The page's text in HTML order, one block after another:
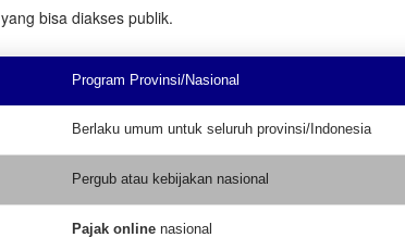
yang bisa diakses publik.
Program Provinsi/Nasional
Berlaku umum untuk seluruh provinsi/Indonesia
Pergub atau kebijakan nasional
Pajak online nasional